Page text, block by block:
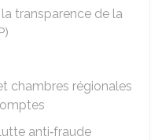
transparence de la
chambres régionales
anti‑fraude